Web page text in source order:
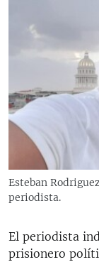
ARTE Y
AUDIOVISUALES
RADIO MARTÍ
ESPECIALES
ESPECIALES
LA REALIDAD
SER VIEJO EN
LOS SANTOS
MULTIMEDIA
EDITORIALES
Esteban
periodista.
El periodista
prisionero